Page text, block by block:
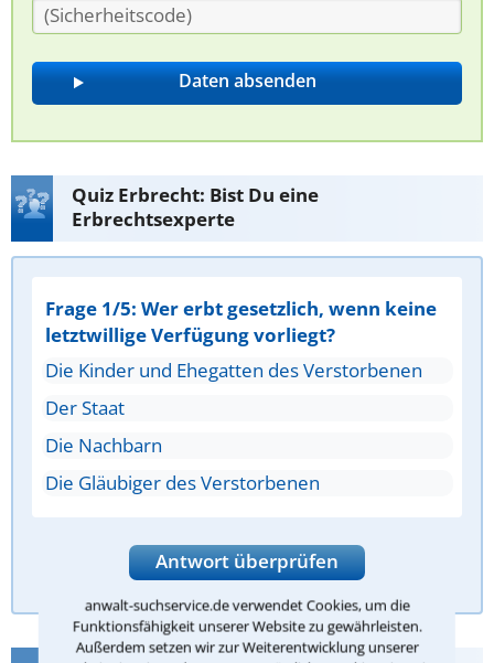
anwalt-suchservice.de verwendet Cookies, um die
Funktionsfähigkeit unserer Website zu gewährleisten.
Außerdem setzen wir zur Weiterentwicklung unserer
Quiz Erbrecht: Bist Du eine
Erbrechtsexperte
Frage 1/5: Wer erbt gesetzlich, wenn keine
letztwillige Verfügung vorliegt?
Die Kinder und Ehegatten des Verstorbenen
Der Staat
Die Nachbarn
Die Gläubiger des Verstorbenen
Antwort überprüfen